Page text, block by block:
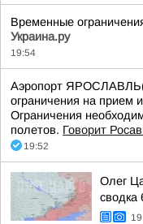
Временные
Украина.ру
19:54
Аэропорт
ограничения на прием
Ограничения
полетов. Говорит
19:52
Олег
сводка